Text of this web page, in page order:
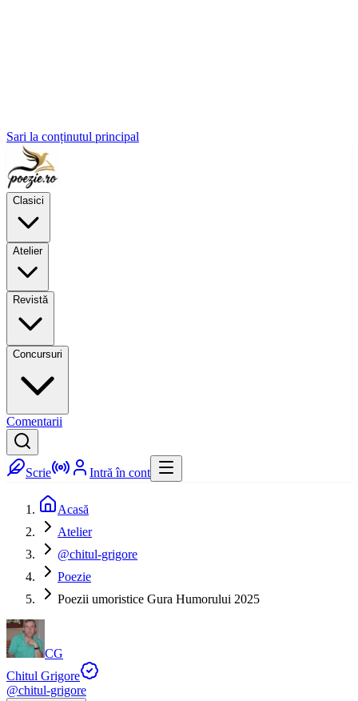
Sari la conținutul principal
Clasici
Atelier
Revistă
Concursuri
Comentarii
Scrie Intră în cont
Acasă
Atelier
@chitul-grigore
Poezie
Poezii umoristice Gura Humorului 2025
CG
Chitul Grigore
@chitul-grigore